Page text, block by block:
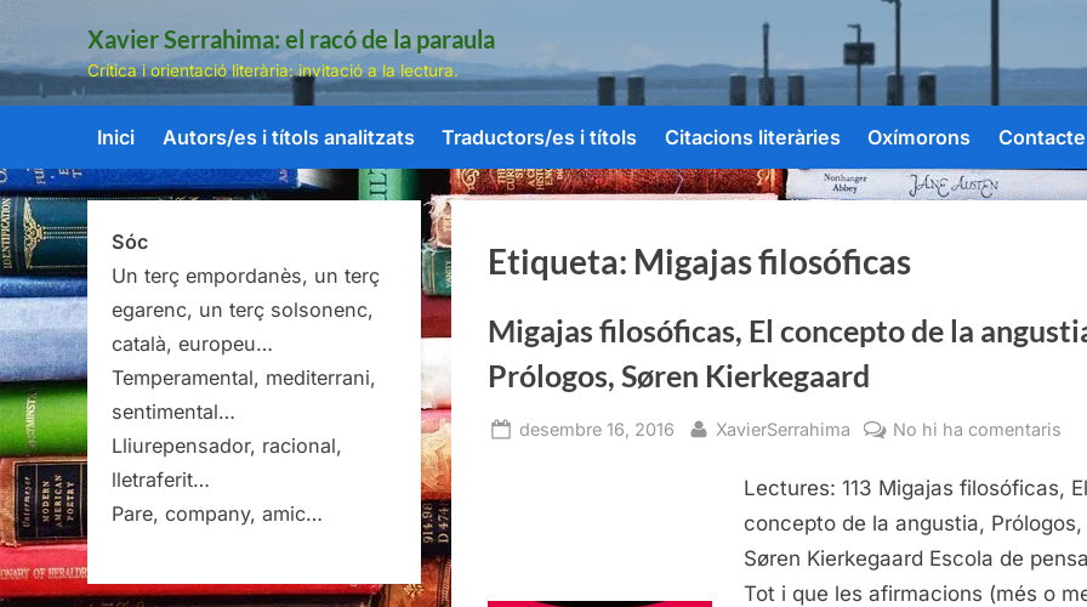
Skip
content
Xavier Serrahima: el racó de la paraula
Crítica i orientació literària: invitació a la lectura.
Inici Autors/es i títols analitzats Traductors/es i títols Citacions literàries Oxímorons Contacte
Etiqueta: Migajas filosóficas
Migajas filosóficas, El concepto de la
Prólogos, Søren Kierkegaard
Posted
desembre 16, 2016 By
XavierSerrahima No hi ha comentaris
El
Lectures: 113 Migajas filosóficas, El
concepto de la angustia, Prólogos,
Søren Kierkegaard Escola de
Tot i que les afirmacions (més o
Sóc
Un terç empordanès, un terç
egarenc, un terç solsonenc,
català, europeu…
Temperamental, mediterrani,
sentimental…
Lliurepensador, racional,
lletraferit…
Pare, company, amic…